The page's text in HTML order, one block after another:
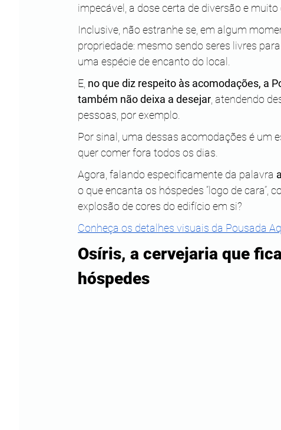
impecável, a dose certa de diversão e
Inclusive, não estranhe se, em algum
propriedade: mesmo sendo seres livres
uma espécie de encanto do local.
E, no que diz respeito às acomodações, a
também não deixa a desejar , atendendo
pessoas, por exemplo.
Por sinal, uma dessas acomodações é um
quer comer fora todos os dias.
Agora, falando especificamente da palavra
o que encanta os hóspedes “logo de cara”,
explosão de cores do edifício em si?
Conheça os detalhes visuais da Pousada
Osíris, a cervejaria que
hóspedes